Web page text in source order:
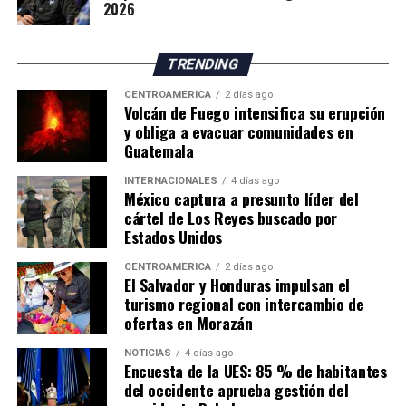
El Canal de Panamá conecta los océanos Atlántico y
Pacífico y moviliza entre el 3 % y el 5 % del comercio
marítimo mundial, por lo que el Gobierno considera
estratégica la ampliación de sus fuentes de
abastecimiento hídrico.
sobre el incremento de corrientes de material
El organismo científico indicó que el aumento en el
número y tamaño de estos flujos de lava representa
actualmente la principal amenaza para las comunidades
asentadas en las cercanías del volcán, por lo que
mantiene un monitoreo permanente de la actividad.
2026
TRENDING
CENTROAMÉRICA 2 días ago
Volcán de Fuego intensifica su erupción
y obliga a evacuar comunidades en
Guatemala
INTERNACIONALES 4 días ago
México captura a presunto líder del
cártel de Los Reyes buscado por
Estados Unidos
CENTROAMÉRICA 2 días ago
El Salvador y Honduras impulsan el
turismo regional con intercambio de
ofertas en Morazán
NOTICIAS 4 días ago
Encuesta de la UES: 85 % de habitantes
del occidente aprueba gestión del